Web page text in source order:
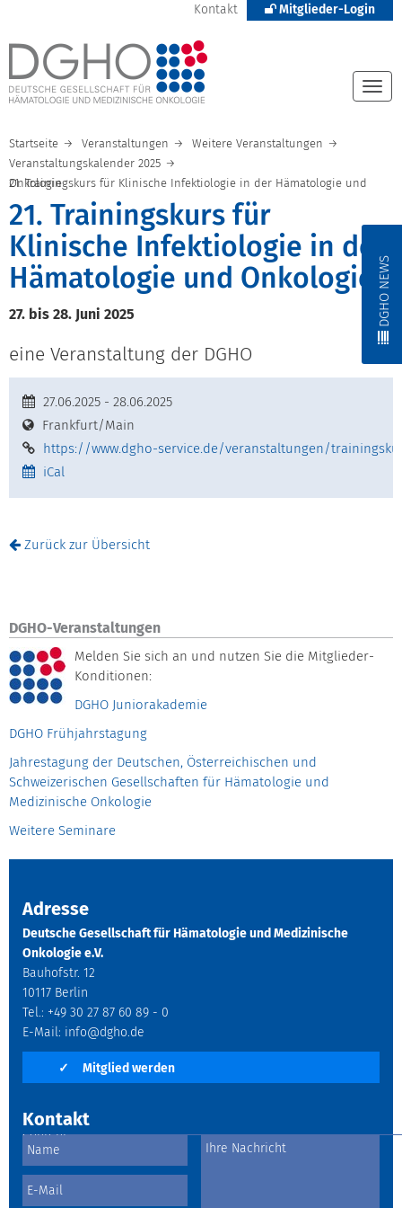
Kontakt Mitglieder-Login
DGHO NEWS
Startseite Veranstaltungen
Weitere Veranstaltungen
Veranstaltungskalender 2025
21. Trainingskurs für Klinische Infektiologie in der Hämatologie und Onkologie
21. Trainingskurs für
Klinische Infektiologie in der
Hämatologie und Onkologie
27. bis 28. Juni 2025
eine Veranstaltung der DGHO
27.06.2025 - 28.06.2025
Frankfurt/Main
https://www.dgho-service.de/veranstaltungen/
iCal
Zurück zur Übersicht
DGHO-Veranstaltungen
Melden Sie sich an und nutzen Sie die Mitglieder-
Konditionen:
DGHO Juniorakademie
DGHO Frühjahrstagung
Jahrestagung der Deutschen, Österreichischen und
Schweizerischen Gesellschaften für Hämatologie und
Medizinische Onkologie
Weitere Seminare
Adresse
Deutsche Gesellschaft für Hämatologie und Medizinische
Onkologie e.V.
Bauhofstr. 12
10117 Berlin
Tel.: +49 30 27 87 60 89 - 0
E-Mail: info@dgho.de
✓ Mitglied werden
Kontakt